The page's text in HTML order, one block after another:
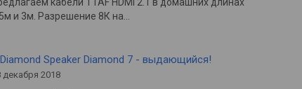
и 3м. Разрешение 8К на…
Speaker Diamond 7 - выдающийся!
декабря 2018